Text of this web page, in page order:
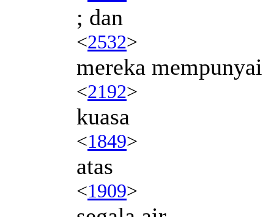
; dan
<2532>
mereka mempunyai
<2192>
kuasa
<1849>
atas
<1909>